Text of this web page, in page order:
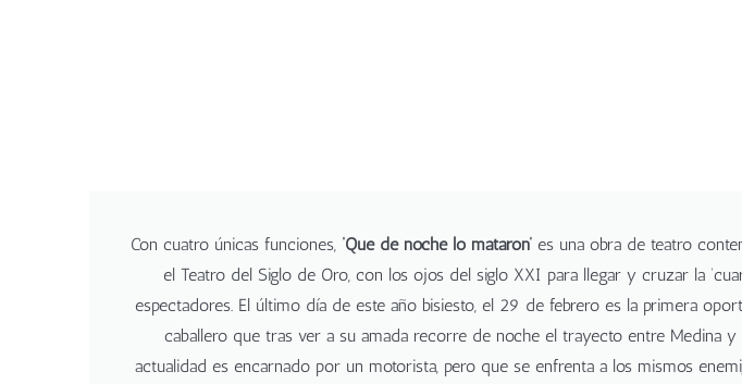
Con cuatro únicas funciones, ‘Que de noche lo mataron’ es una obra de teatro
el Teatro del Siglo de Oro, con los ojos del siglo XXI para llegar y cruzar la
espectadores. El último día de este año bisiesto, el 29 de febrero es la primera
caballero que tras ver a su amada recorre de noche el trayecto entre Medina y
actualidad es encarnado por un motorista, pero que se enfrenta a los mismos